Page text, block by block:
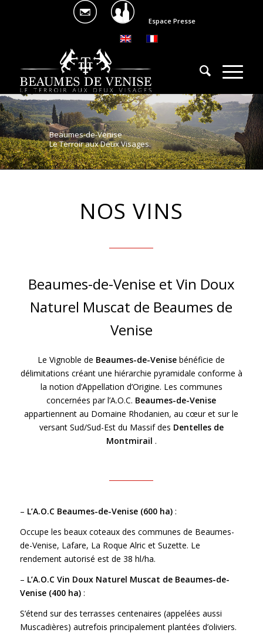
Espace Presse
Beaumes-de-Venise
Le Terroir aux Deux Visages.
NOS VINS
Beaumes-de-Venise et Vin Doux
Naturel Muscat de Beaumes de
Venise
Le Vignoble de Beaumes-de-Venisebénéficie de
délimitations créant une hiérarchie pyramidale conforme à
la notion d’Appellation d’Origine. Les communes
concernées par l’A.O.C. Beaumes-de-Venise
appartiennent au Domaine Rhodanien, au cœur et sur le
versant Sud/Sud-Est du Massif des Dentelles de
Montmirail .
– L’A.O.C Beaumes-de-Venise (600 ha):
Occupe les beaux coteaux des communes de Beaumes-
de-Venise, Lafare, La Roque Alric et Suzette. Le
rendement autorisé est de 38 hl/ha.
– L’A.O.C Vin Doux Naturel Muscat de Beaumes-de-
Venise (400 ha):
S’étend sur des terrasses centenaires (appelées aussi
Muscadières) autrefois principalement plantées d’oliviers.